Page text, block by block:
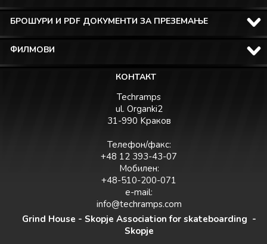
БРОШУРИ И PDF ДОКУМЕНТИ ЗА ПРЕЗЕМАЊЕ
ФИЛМОВИ
КОНТАКТ
Techramps
ul. Organki2
31-990 Kраков
Телефон/факс:
+48 12 393-43-07
Мобилен:
+48-510-200-071
e-mail:
info@techramps.com
Grind House - Skopje Association for skateboarding -
Skopje